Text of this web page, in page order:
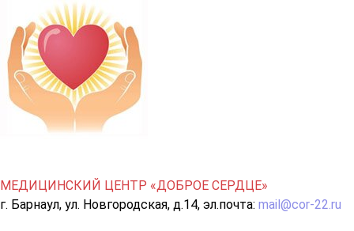
МЕДИЦИНСКИЙ ЦЕНТР «ДОБРОЕ СЕРДЦЕ»
г. Барнаул, ул. Новгородская, д.14, эл.почта: mail@cor-22.ru